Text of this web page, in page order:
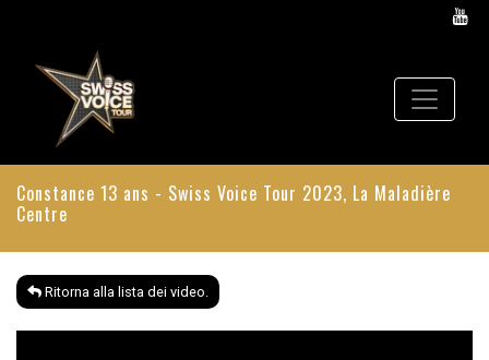
Constance 13 ans - Swiss Voice Tour 2023, La Maladière
Centre
Ritorna alla lista dei video.